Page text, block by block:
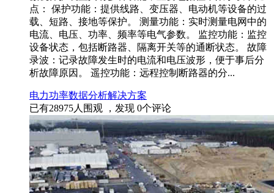
点： 保护功能：提供线路、变压器、电动机等设备的过
载、短路、接地等保护。 测量功能：实时测量电网中的
电流、电压、功率、频率等电气参数。 监控功能：监控
设备状态，包括断路器、隔离开关等的通断状态。 故障
录波：记录故障发生时的电流和电压波形，便于事后分
析故障原因。 遥控功能：远程控制断路器的分...
电力功率数据分析解决方案
已有28975人围观 ，发现 0个评论